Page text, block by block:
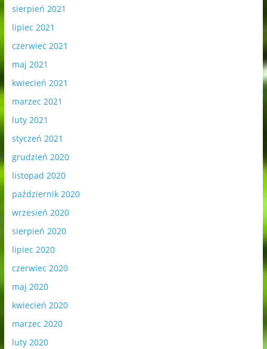
sierpień 2021
lipiec 2021
czerwiec 2021
maj 2021
kwiecień 2021
marzec 2021
luty 2021
styczeń 2021
grudzień 2020
listopad 2020
październik 2020
wrzesień 2020
sierpień 2020
lipiec 2020
czerwiec 2020
maj 2020
kwiecień 2020
marzec 2020
luty 2020